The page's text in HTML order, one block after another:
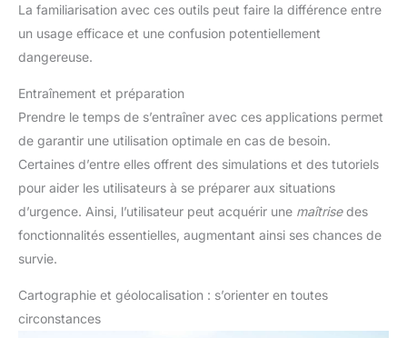
La familiarisation avec ces outils peut faire la différence entre
un usage efficace et une confusion potentiellement
dangereuse.
Entraînement et préparation
Prendre le temps de s’entraîner avec ces applications permet
de garantir une utilisation optimale en cas de besoin.
Certaines d’entre elles offrent des simulations et des tutoriels
pour aider les utilisateurs à se préparer aux situations
d’urgence. Ainsi, l’utilisateur peut acquérir une maîtrisedes
fonctionnalités essentielles, augmentant ainsi ses chances de
survie.
Cartographie et géolocalisation : s’orienter en toutes
circonstances